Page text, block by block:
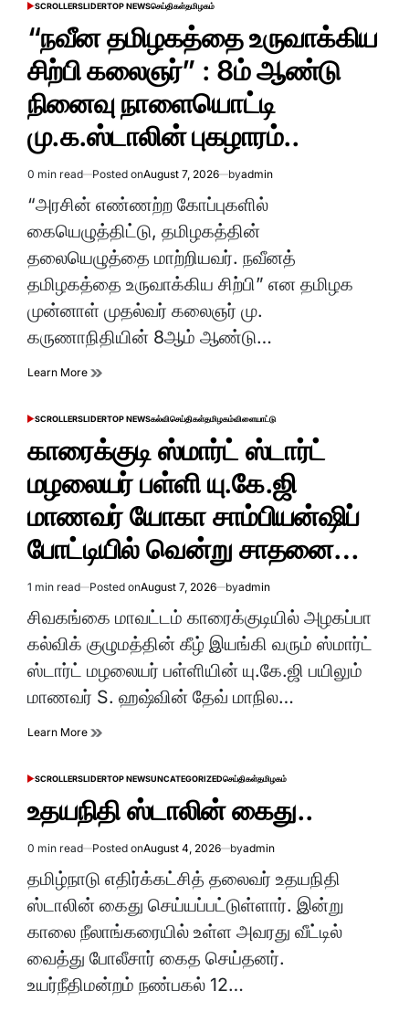
POSTED
SCROLLERSLIDERTOP NEWSசெய்திகள்தமிழகம்
“நவீன தமிழகத்தை உருவாக்கிய
சிற்பி கலைஞர்” : 8ம் ஆண்டு
நினைவு நாளையொட்டி
மு.க.ஸ்டாலின் புகழாரம்..
Estimated
read
time
0 min read Posted onAugust 7, 2026 byadmin
“அரசின் எண்ணற்ற கோப்புகளில்
கையெழுத்திட்டு, தமிழகத்தின்
தலையெழுத்தை மாற்றியவர். நவீனத்
தமிழகத்தை உருவாக்கிய சிற்பி” என தமிழக
முன்னாள் முதல்வர் கலைஞர் மு.
கருணாநிதியின் 8ஆம் ஆண்டு…
Learn More
POSTED
SCROLLERSLIDERTOP NEWSகல்விசெய்திகள்தமிழகம்விளையாட்டு
காரைக்குடி ஸ்மார்ட் ஸ்டார்ட்
மழலையர் பள்ளி யு.கே.ஜி
மாணவர் யோகா சாம்பியன்ஷிப்
போட்டியில் வென்று சாதனை…
Estimated
read
time
1 min read Posted onAugust 7, 2026 byadmin
சிவகங்கை மாவட்டம் காரைக்குடியில் அழகப்பா
கல்விக் குழுமத்தின் கீழ் இயங்கி வரும் ஸ்மார்ட்
ஸ்டார்ட் மழலையர் பள்ளியின் யு.கே.ஜி பயிலும்
மாணவர் S. ஹஷ்வின் தேவ் மாநில…
Learn More
POSTED
SCROLLERSLIDERTOP NEWSUNCATEGORIZEDசெய்திகள்தமிழகம்
உதயநிதி ஸ்டாலின் கைது..
Estimated
read
time
0 min read Posted onAugust 4, 2026 byadmin
தமிழ்நாடு எதிர்க்கட்சித் தலைவர் உதயநிதி
ஸ்டாலின் கைது செய்யப்பட்டுள்ளார். இன்று
காலை நீலாங்கரையில் உள்ள அவரது வீட்டில்
வைத்து போலீசார் கைத செய்தனர்.
உயர்நீதிமன்றம் நண்பகல் 12…